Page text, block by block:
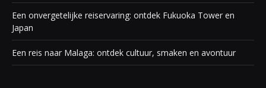
Een onvergetelijke reiservaring: ontdek Fukuoka Tower en
Japan
Een reis naar Malaga: ontdek cultuur, smaken en avontuur